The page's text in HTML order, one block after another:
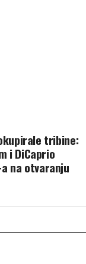
tribine:
i DiCaprio
na otvaranju